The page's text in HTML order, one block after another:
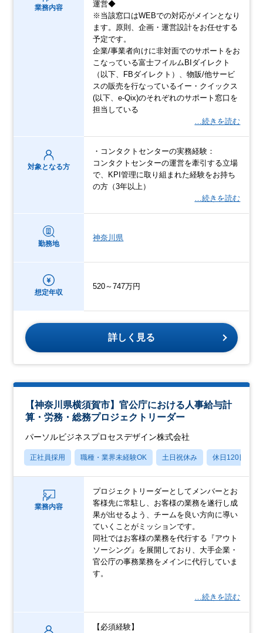
業務内容
運営◆
※当該窓口はWEBでの対応がメインとなり
ます。原則、企画・運営設計をお任せする
予定です。
企業/事業者向けに非対面でのサポートをお
こなっている富士フイルムBIダイレクト
（以下、FBダイレクト）、物販/他サービ
スの販売を行なっているイー・クイックス
(以下、e-Qix)のそれぞれのサポート窓口を
担当している
…続きを読む
対象となる方
・コンタクトセンターの実務経験：
コンタクトセンターの運営を牽引する立場
で、KPI管理に取り組まれた経験をお持ち
の方（3年以上）
…続きを読む
勤務地
神奈川県
想定年収
520～747万円
詳しく見る
【神奈川県横須賀市】官公庁における人事給与計
算・労務・総務プロジェクトリーダー
パーソルビジネスプロセスデザイン株式会社
正社員採用 職種・業界未経験OK 土日祝休み 休日120日以上
業務内容
プロジェクトリーダーとしてメンバーとお
客様先に常駐し、お客様の業務を遂行し成
果が出せるよう、チームを良い方向に導い
ていくことがミッションです。
同社ではお客様の業務を代行する『アウト
ソーシング』を展開しており、大手企業・
官公庁の事務業務をメインに代行していま
す。
…続きを読む
【必須経験】